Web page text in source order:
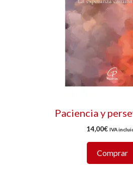
Paciencia y
14,00€ IVA
Comprar